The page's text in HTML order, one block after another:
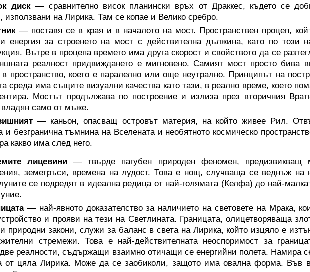
диск — сравнително висок планински връх от Драккес, където се
използвани на Лирика. Там се копае и Велико сребро.
— поставя се в края и в началото на мост. Пространствен процеп,
енергия за строенето на мост с действителна дължина, като по този
Вътре в процепа времето има друга скорост и свойството да се
реалност придвиждането е мигновено. Самият мост просто бива
в пространство, което е паралелно или още неутрално. Принципът на
среда има същите визуални качества като тази, в реално време, което
Мостът продължава по построение и излиза през вторичния
само от мъже.
— каньон, опасващ островът материя, на който живее Рил.
и безгранична тъмнина на Вселената и необятното космическо
какво има след него.
лицевини — твърде пагубен природен феномен, предизвикващ
земетръси, времена на лудост. Това е нощ, случваща се веднъж на
луните се подредят в идеална редица от най-голямата (Келфа) до най-
— най-явното доказателство за наличието на световете на Мрака,
и прояви на тези на Светлината. Границата, олицетворяваща
природни закони, служи за баланс в света на Лирика, който изцяло е
стремежи. Това е най-действителната неоспоримост за
реалности, съдържащи взаимно отичащи се енергийни полета. Намира
от цяла Лирика. Може да се заобиколи, защото има овална форма. Във